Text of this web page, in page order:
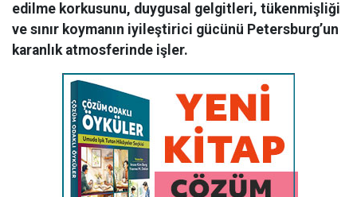
edilme korkusunu, duygusal gelgitleri, tükenmişliği
ve sınır koymanın iyileştirici gücünü Petersburg’un
karanlık atmosferinde işler.